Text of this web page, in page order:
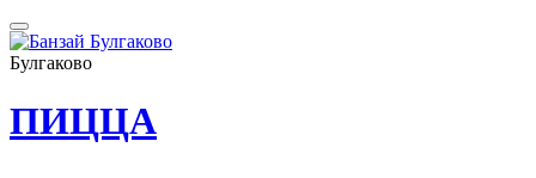
Булгаково
ПИЦЦА